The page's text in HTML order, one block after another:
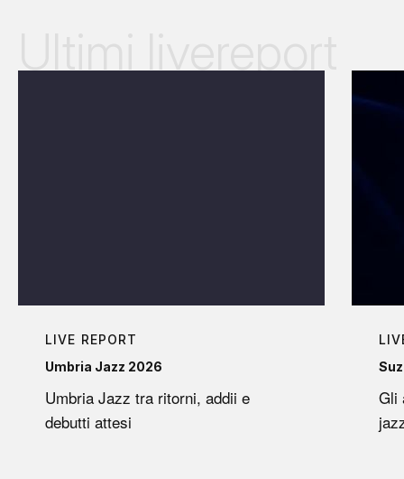
LIVE REPORT
Umbria Jazz 2026
Umbria Jazz tra ritorni, addii e
debutti attesi
Gli